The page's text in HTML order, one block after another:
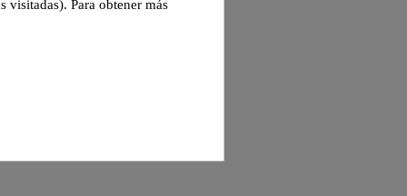
visitadas). Para obtener más